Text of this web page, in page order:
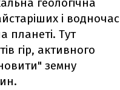
геологічна
і водночас
планеті. Тут
гір, активного
земну